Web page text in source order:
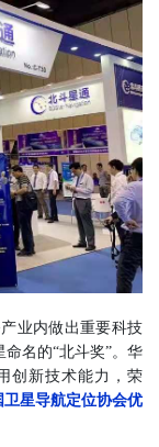
业内做出重要科技
名的“北斗奖”。华
创新技术能力，荣
星导航定位协会优